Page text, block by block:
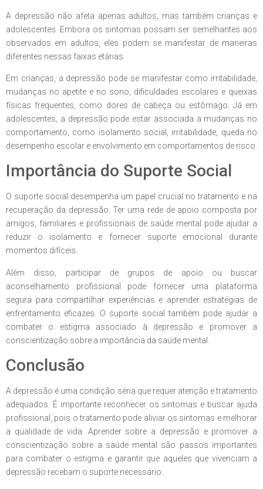
A depressão não afeta apenas adultos, mas também crianças e
adolescentes. Embora os sintomas possam ser semelhantes aos
observados em adultos, eles podem se manifestar de maneiras
diferentes nessas faixas etárias.
Em crianças, a depressão pode se manifestar como irritabilidade,
mudanças no apetite e no sono, dificuldades escolares e queixas
físicas frequentes, como dores de cabeça ou estômago. Já em
adolescentes, a depressão pode estar associada a mudanças no
comportamento, como isolamento social, irritabilidade, queda no
desempenho escolar e envolvimento em comportamentos de risco.
Importância do Suporte Social
O suporte social desempenha um papel crucial no tratamento e na
recuperação da depressão. Ter uma rede de apoio composta por
amigos, familiares e profissionais de saúde mental pode ajudar a
reduzir o isolamento e fornecer suporte emocional durante
momentos difíceis.
Além disso, participar de grupos de apoio ou buscar
aconselhamento profissional pode fornecer uma plataforma
segura para compartilhar experiências e aprender estratégias de
enfrentamento eficazes. O suporte social também pode ajudar a
combater o estigma associado à depressão e promover a
conscientização sobre a importância da saúde mental.
Conclusão
A depressão é uma condição séria que requer atenção e tratamento
adequados. É importante reconhecer os sintomas e buscar ajuda
profissional, pois o tratamento pode aliviar os sintomas e melhorar
a qualidade de vida. Aprender sobre a depressão e promover a
conscientização sobre a saúde mental são passos importantes
para combater o estigma e garantir que aqueles que vivenciam a
depressão recebam o suporte necessário.